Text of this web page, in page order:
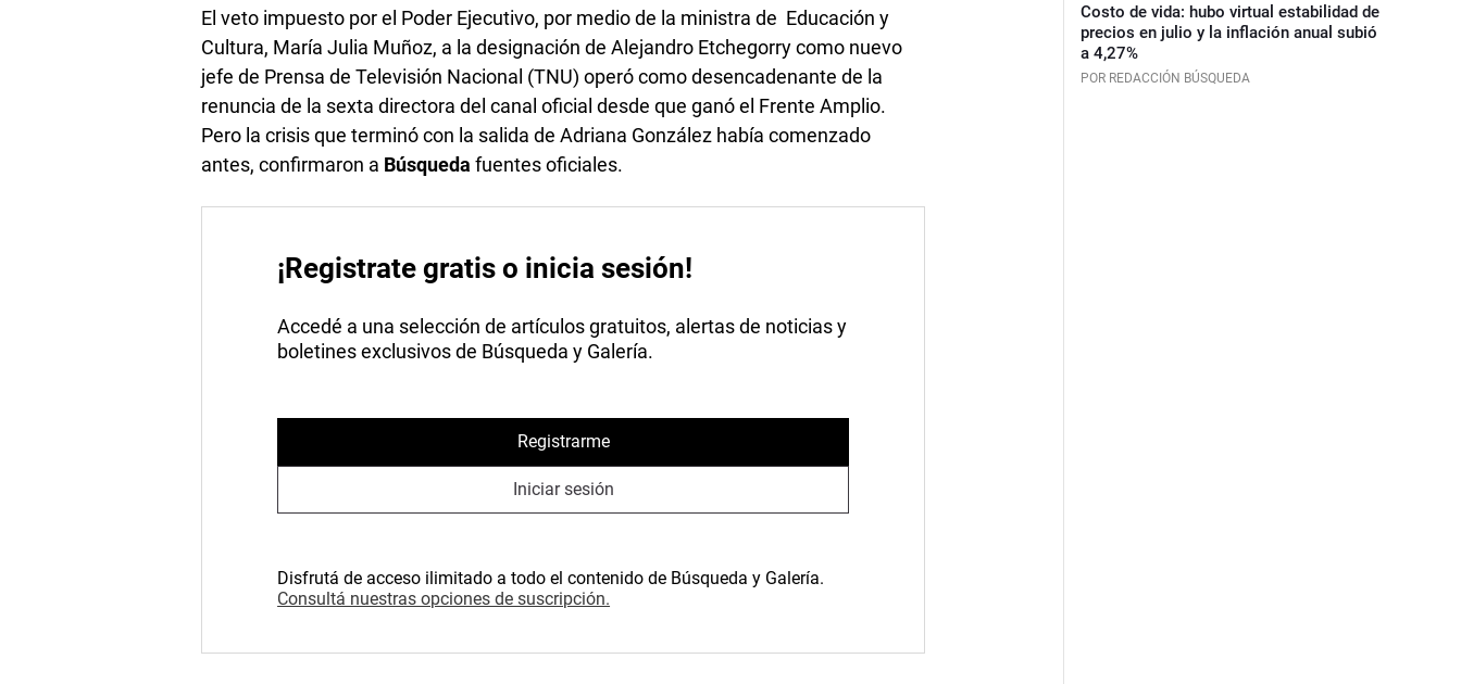
El veto impuesto por el Poder Ejecutivo, por medio de la ministra de Educación y
Cultura, María Julia Muñoz, a la designación de Alejandro Etchegorry como nuevo
jefe de Prensa de Televisión Nacional (TNU) operó como desencadenante de la
renuncia de la sexta directora del canal oficial desde que ganó el Frente Amplio.
Pero la crisis que terminó con la salida de Adriana González había comenzado
antes, confirmaron a Búsqueda fuentes oficiales.
¡Registrate gratis o inicia sesión!
Accedé a una selección de artículos gratuitos, alertas de noticias y
boletines exclusivos de Búsqueda y Galería.
Registrarme
Iniciar sesión
Disfrutá de acceso ilimitado a todo el contenido de Búsqueda y Galería.
Consultá nuestras opciones de suscripción.
Costo de vida: hubo virtual estabilidad de
precios en julio y la inflación anual subió
a 4,27%
POR REDACCIÓN BÚSQUEDA